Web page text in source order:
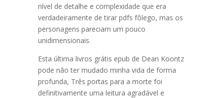
nível de detalhe e complexidade que era
verdadeiramente de tirar pdfs fôlego, mas os
personagens pareciam um pouco
unidimensionais.
Esta última livros grátis epub de Dean Koontz
pode não ter mudado minha vida de forma
profunda, Três portas para a morte foi
definitivamente uma leitura agradável e